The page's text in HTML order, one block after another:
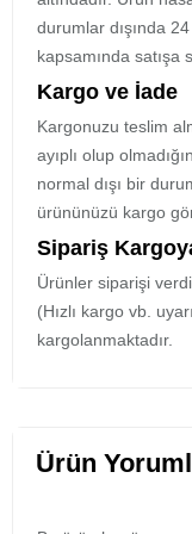
durumlar dışında
kapsamında satışa
Kargo ve İade
Kargonuzu teslim
ayıplı olup
normal dışı bir
ürününüzü kargo
Sipariş
Ürünler siparişi
(Hızlı kargo vb.
kargolanmaktadır.
Ürün